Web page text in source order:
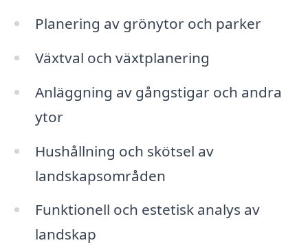
Planering av grönytor och parker
Växtval och växtplanering
Anläggning av gångstigar och andra
ytor
Hushållning och skötsel av
landskapsområden
Funktionell och estetisk analys av
landskap